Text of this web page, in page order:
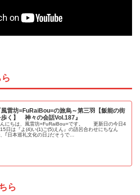
風雷坊=FuRaiBou=の旅烏～第三羽【飯能の街
歩く】 神々の会話Vol.187』
んにちは、風雷坊=FuRaiBou=です。 更新日の今日4
15日は『よ(4)い(1)ご(5)えん』の語呂合わせにちなん
｢日本巡礼文化の日｣だそうで…
ら